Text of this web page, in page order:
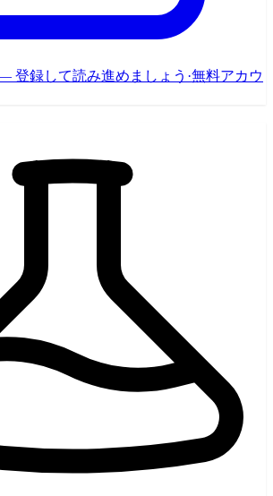
登録して読み進めましょう ·無料アカウ